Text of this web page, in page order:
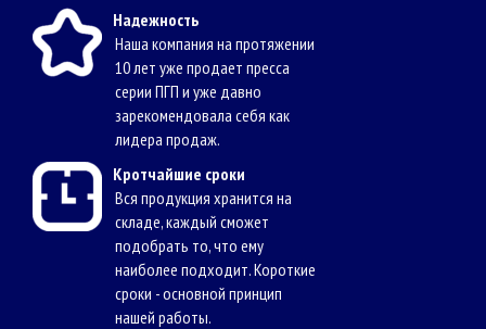
Надежность
Наша компания на протяжении
10 лет уже продает пресса
серии ПГП и уже давно
зарекомендовала себя как
лидера продаж.
Кротчайшие сроки
Вся продукция хранится на
складе, каждый сможет
подобрать то, что ему
наиболее подходит. Короткие
сроки - основной принцип
нашей работы.